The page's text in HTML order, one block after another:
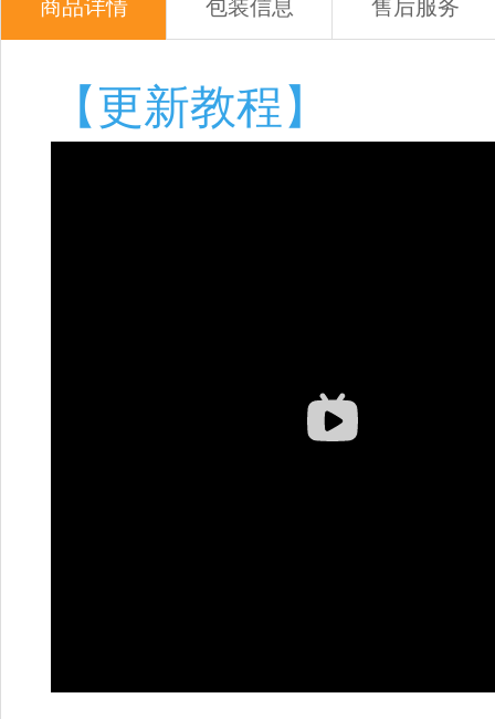
商品详情 包装信息 售后服务
【更新教程】